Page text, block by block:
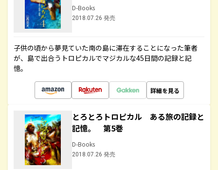
D-Books
2018.07.26 発売
子供の頃から夢見ていた南の島に滞在することになった筆者
が、島で出合うトロピカルでマジカルな45日間の記録と記
憶。
詳細を見る
とろとろトロピカル ある旅の記録と
記憶。 第5巻
D-Books
2018.07.26 発売